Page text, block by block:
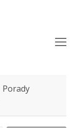
Porady